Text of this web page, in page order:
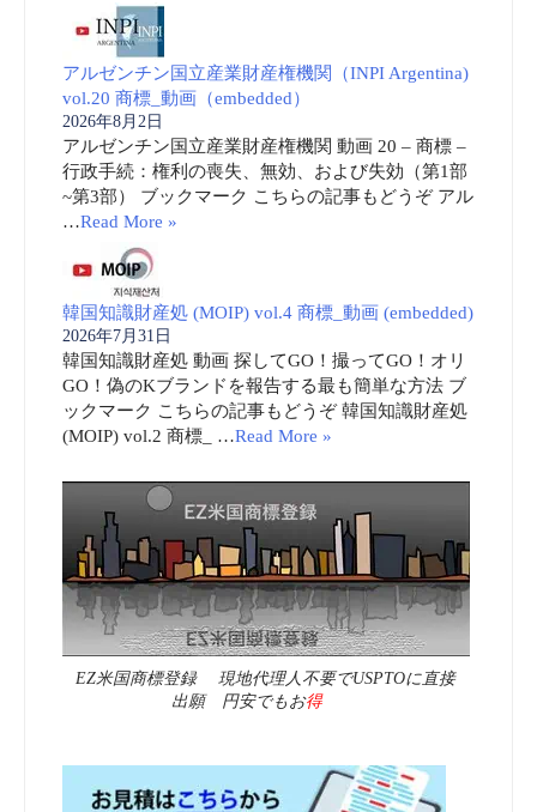
アルゼンチン国立産業財産権機関（INPI Argentina)
vol.20 商標_動画（embedded）
2026年8月2日
アルゼンチン国立産業財産権機関 動画 20 – 商標 –
行政手続：権利の喪失、無効、および失効（第1部
~第3部） ブックマーク こちらの記事もどうぞ アル
…Read More »
韓国知識財産処 (MOIP) vol.4 商標_動画 (embedded)
2026年7月31日
韓国知識財産処 動画 探してGO！撮ってGO！オリ
GO！偽のKブランドを報告する最も簡単な方法 ブ
ックマーク こちらの記事もどうぞ 韓国知識財産処
(MOIP) vol.2 商標_ …Read More »
EZ米国商標登録 現地代理人不要でUSPTOに直接
出願 円安でもお得